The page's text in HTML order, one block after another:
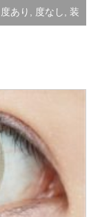
度あり 度なし 装